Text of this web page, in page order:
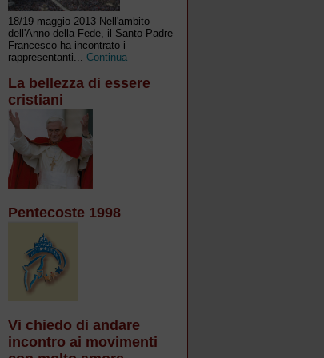
18/19 maggio 2013 Nell'ambito
dell'Anno della Fede, il Santo Padre
Francesco ha incontrato i
rappresentanti... Continua
La bellezza di essere
cristiani
Pentecoste 1998
Vi chiedo di andare
incontro ai movimenti